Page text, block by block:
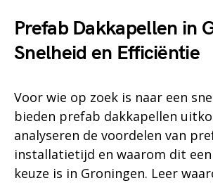
Prefab Dakkapellen in
Snelheid en Efficiëntie
Voor wie op zoek is naar een
bieden prefab dakkapellen
analyseren de voordelen van
installatietijd en waarom dit
keuze is in Groningen. Leer